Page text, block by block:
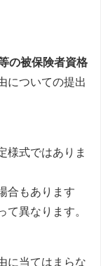
の被保険者資格
についての提出
様式ではありま
合もあります
て異なります。
に当てはまらな